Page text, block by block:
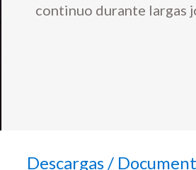
continuo durante largas
Descargas /